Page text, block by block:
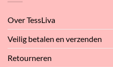
Over TessLiva
Veilig betalen en verzenden
Retourneren